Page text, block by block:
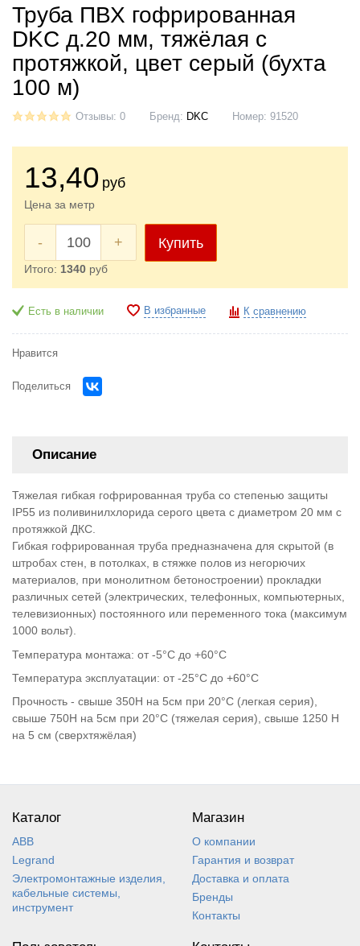
Труба ПВХ гофрированная
DKC д.20 мм, тяжёлая с
протяжкой, цвет серый (бухта
100 м)
Отзывы: 0 Бренд: DKC Номер: 91520
13,40 руб
Цена за метр
- + Купить
Итого: 1340 руб
Есть в наличии В избранные К сравнению
Нравится
Поделиться
Описание
Тяжелая гибкая гофрированная труба со степенью защиты
IP55 из поливинилхлорида серого цвета с диаметром 20 мм с
протяжкой ДКС.
Гибкая гофрированная труба предназначена для скрытой (в
штробах стен, в потолках, в стяжке полов из негорючих
материалов, при монолитном бетоностроении) прокладки
различных сетей (электрических, телефонных, компьютерных,
телевизионных) постоянного или переменного тока (максимум
1000 вольт).
Температура монтажа: от -5°С до +60°С
Температура эксплуатации: от -25°С до +60°С
Прочность - свыше 350Н на 5см при 20°C (легкая серия),
свыше 750Н на 5см при 20°C (тяжелая серия), свыше 1250 Н
на 5 см (сверхтяжёлая)
Каталог
ABB
Legrand
Электромонтажные изделия,
кабельные системы,
инструмент
Магазин
О компании
Гарантия и возврат
Доставка и оплата
Бренды
Контакты